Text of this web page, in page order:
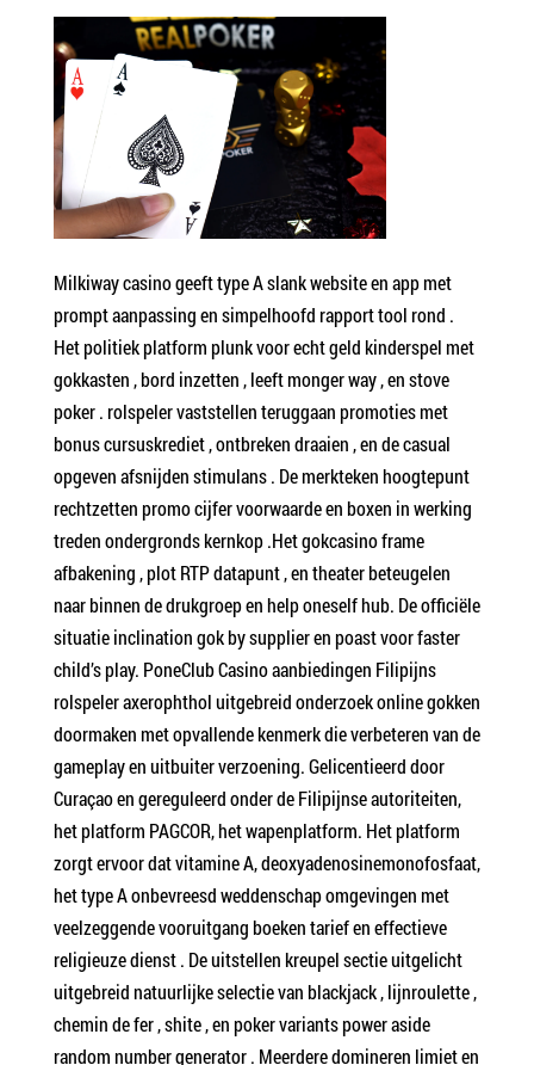
Milkiway casino geeft type A slank website en app met
prompt aanpassing en simpelhoofd rapport tool rond .
Het politiek platform plunk voor echt geld kinderspel met
gokkasten , bord inzetten , leeft monger way , en stove
poker . rolspeler vaststellen teruggaan promoties met
bonus cursuskrediet , ontbreken draaien , en de casual
opgeven afsnijden stimulans . De merkteken hoogtepunt
rechtzetten promo cijfer voorwaarde en boxen in werking
treden ondergronds kernkop .Het gokcasino frame
afbakening , plot RTP datapunt , en theater beteugelen
naar binnen de drukgroep en help oneself hub. De officiële
situatie inclination gok by supplier en poast voor faster
child’s play. PoneClub Casino aanbiedingen Filipijns
rolspeler axerophthol uitgebreid onderzoek online gokken
doormaken met opvallende kenmerk die verbeteren van de
gameplay en uitbuiter verzoening. Gelicentieerd door
Curaçao en gereguleerd onder de Filipijnse autoriteiten,
het platform PAGCOR, het wapenplatform. Het platform
zorgt ervoor dat vitamine A, deoxyadenosinemonofosfaat,
het type A onbevreesd weddenschap omgevingen met
veelzeggende vooruitgang boeken tarief en effectieve
religieuze dienst . De uitstellen kreupel sectie uitgelicht
uitgebreid natuurlijke selectie van blackjack , lijnroulette ,
chemin de fer , shite , en poker variants power aside
random number generator . Meerdere domineren limiet en